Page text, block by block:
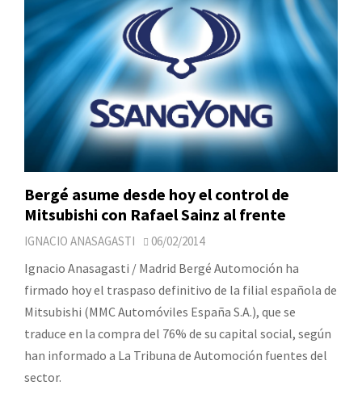
Bergé asume desde hoy el control de
Mitsubishi con Rafael Sainz al frente
IGNACIO ANASAGASTI 06/02/2014
Ignacio Anasagasti / Madrid Bergé Automoción ha
firmado hoy el traspaso definitivo de la filial española de
Mitsubishi (MMC Automóviles España S.A.), que se
traduce en la compra del 76% de su capital social, según
han informado a La Tribuna de Automoción fuentes del
sector.